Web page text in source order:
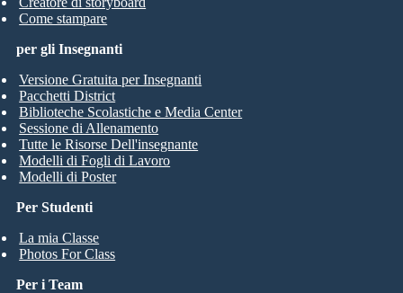
Come stampare
Per Studenti
La mia Classe
Photos For Class
per gli Insegnanti
Versione Gratuita per Insegnanti
Pacchetti District
Biblioteche Scolastiche e Media Center
Sessione di Allenamento
Tutte le Risorse Dell'insegnante
Modelli di Fogli di Lavoro
Modelli di Poster
Per i Team